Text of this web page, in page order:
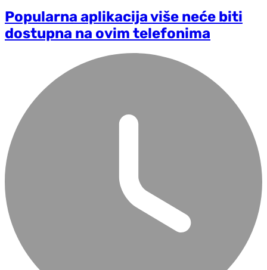
Popularna aplikacija više neće biti
dostupna na ovim telefonima